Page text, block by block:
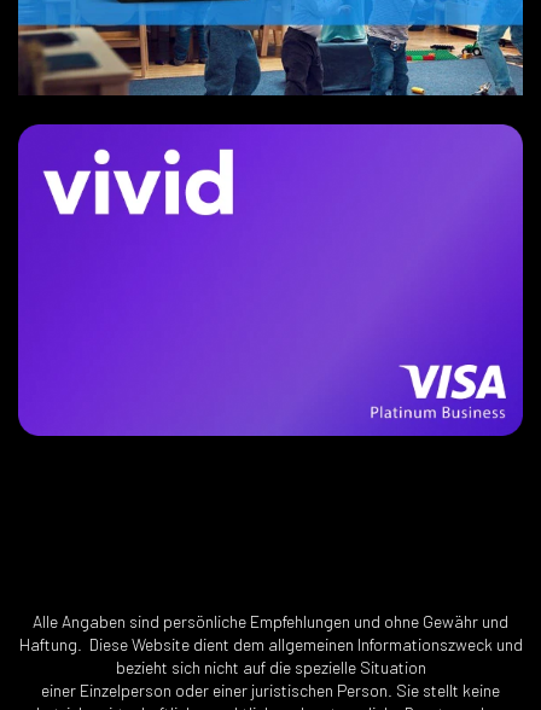
Alle Angaben sind persönliche Empfehlungen und ohne Gewähr und
Haftung. Diese Website dient dem allgemeinen Informationszweck und
bezieht sich nicht auf die spezielle Situation
einer Einzelperson oder einer juristischen Person. Sie stellt keine